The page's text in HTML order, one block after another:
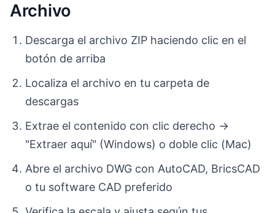
Archivo
Descarga el archivo ZIP haciendo clic en el
botón de arriba
Localiza el archivo en tu carpeta de
descargas
Extrae el contenido con clic derecho →
"Extraer aquí" (Windows) o doble clic (Mac)
Abre el archivo DWG con AutoCAD, BricsCAD
o tu software CAD preferido